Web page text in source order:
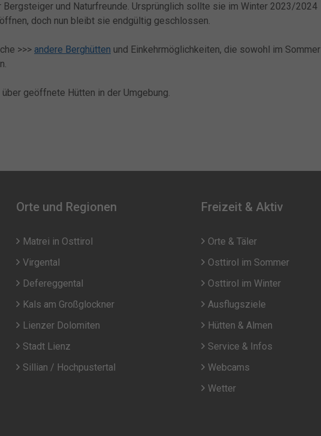
und Naturfreunde. Ursprünglich sollte sie im Winter 2023/2024
doch nun bleibt sie endgültig geschlossen.
>>> andere Berghütten und Einkehrmöglichkeiten, die sowohl im Sommer
geöffnete Hütten in der Umgebung.
Orte und Regionen
Matrei in Osttirol
Virgental
Defereggental
Kals am Großglockner
Lienzer Dolomiten
Stadt Lienz
Sillian / Hochpustertal
Freizeit & Aktiv
Orte & Täler
Osttirol im Sommer
Osttirol im Winter
Ausflugsziele
Hütten & Almen
Service & Infos
Webcams
Wetter